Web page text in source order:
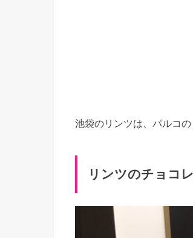
池袋のリンツは、パルコ
リンツのチョコ